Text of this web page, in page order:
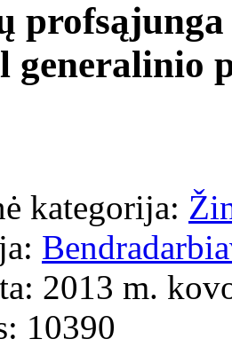
generalinio
kategorija:
2013 m.
10390